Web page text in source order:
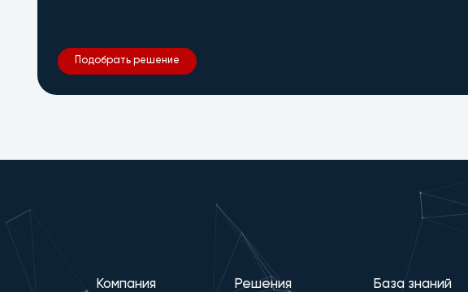
Подобрать решение
Компания Решения База знаний